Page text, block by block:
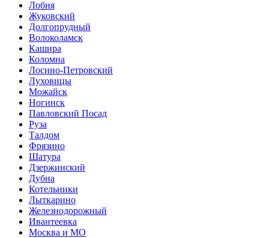
Лобня
Жуковский
Долгопрудный
Волоколамск
Кашира
Коломна
Лосино-Петровский
Луховицы
Можайск
Ногинск
Павловский Посад
Руза
Талдом
Фрязино
Шатура
Дзержинский
Дубна
Котельники
Лыткарино
Железнодорожный
Ивантеевка
Москва и МО